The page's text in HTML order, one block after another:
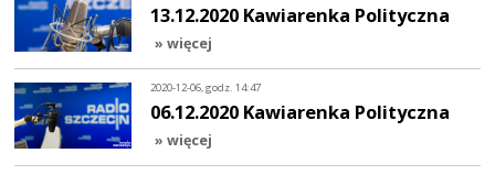
13.12.2020 Kawiarenka Polityczna
» więcej
2020-12-06, godz. 14:47
06.12.2020 Kawiarenka Polityczna
» więcej